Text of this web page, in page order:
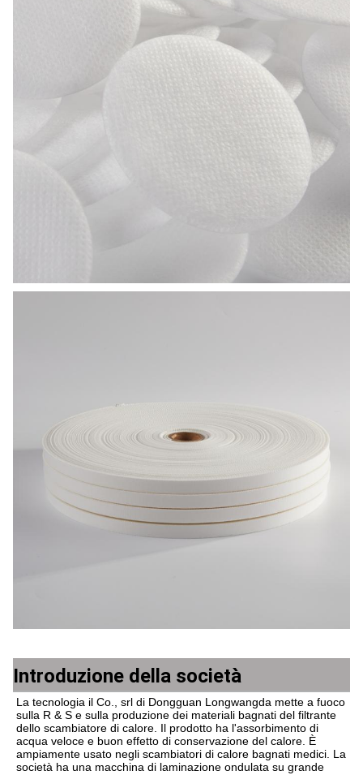
Introduzione della società
La tecnologia il Co., srl di Dongguan Longwangda mette a fuoco
sulla R & S e sulla produzione dei materiali bagnati del filtrante
dello scambiatore di calore. Il prodotto ha l'assorbimento di
acqua veloce e buon effetto di conservazione del calore. È
ampiamente usato negli scambiatori di calore bagnati medici. La
società ha una macchina di laminazione ondulata su grande